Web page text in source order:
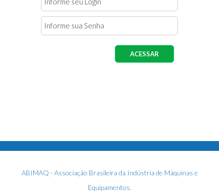
ABIMAQ - Associação Brasileira da Indústria de Máquinas e
Equipamentos.